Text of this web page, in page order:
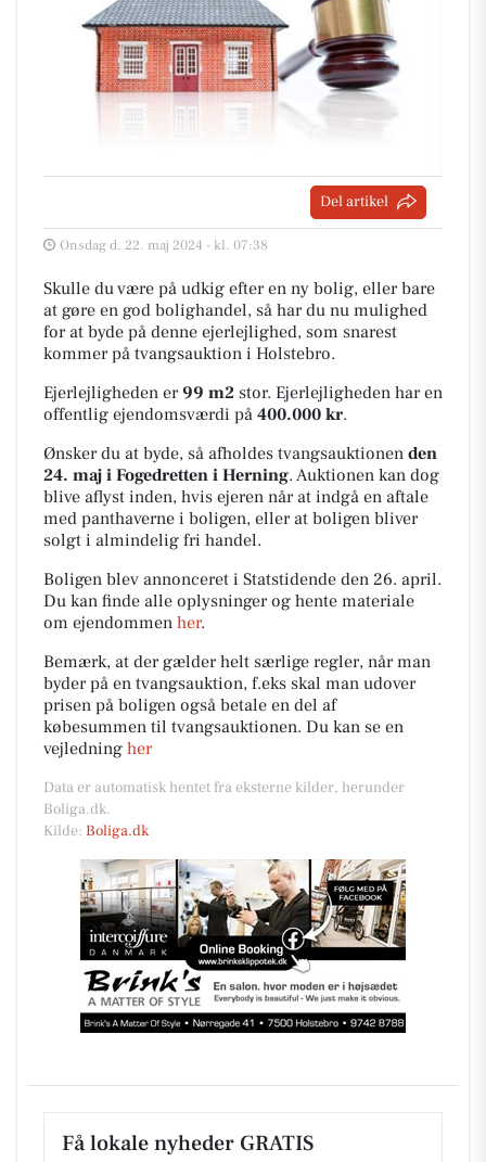
Del artikel
Onsdag d. 22. maj 2024 - kl. 07:38
Skulle du være på udkig efter en ny bolig, eller bare
at gøre en god bolighandel, så har du nu mulighed
for at byde på denne ejerlejlighed, som snarest
kommer på tvangsauktion i Holstebro.
Ejerlejligheden er99 m2 stor. Ejerlejligheden har en
offentlig ejendomsværdi på 400.000 kr.
Ønsker du at byde, så afholdes tvangsauktionen den
24. maj i Fogedretten i Herning. Auktionen kan dog
blive aflyst inden, hvis ejeren når at indgå en aftale
med panthaverne i boligen, eller at boligen bliver
solgt i almindelig fri handel.
Boligen blev annonceret i Statstidende den 26. april.
Du kan finde alle oplysninger og hente materiale
om ejendommen her.
Bemærk, at der gælder helt særlige regler, når man
byder på en tvangsauktion, f.eks skal man udover
prisen på boligen også betale en del af
købesummen til tvangsauktionen. Du kan se en
vejledning her
Data er automatisk hentet fra eksterne kilder, herunder
Boliga.dk.
Kilde: Boliga.dk
Få lokale nyheder GRATIS